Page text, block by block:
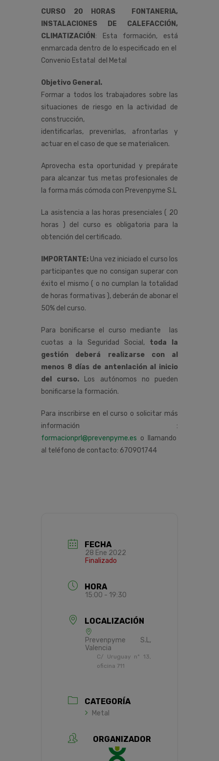
CURSO 20 HORAS FONTANERIA,
INSTALACIONES DE CALEFACCIÓN,
CLIMATIZACIÓN : Esta formación,
está
enmarcada dentro de lo especificado en el
Convenio Estatal del Metal
Objetivo General.
Formar a todos los trabajadores sobre las
situaciones de riesgo en la actividad de
construcción,
identificarlas, prevenirlas, afrontarlas y
actuar en el caso de que se materialicen.
Aprovecha esta oportunidad y prepárate
para alcanzar tus metas profesionales de
la forma más cómoda con Prevenpyme S.L
La asistencia a las horas presenciales ( 20
horas ) del curso es obligatoria para la
obtención del certificado.
IMPORTANTE: Una vez iniciado el curso los
participantes que no consigan superar con
éxito el mismo ( o no cumplan la totalidad
de horas formativas ), deberán de abonar el
50% del curso.
Para bonificarse el curso mediante las
cuotas a la Seguridad Social, toda la
gestión deberá realizarse con al
menos 8 días de antenlación al inicio
del curso. Los autónomos no pueden
bonificarse la formación.
Para inscribirse en el curso o solicitar más
información :
formacionprl@prevenpyme.es o llamando
al teléfono de contacto: 670901744
FECHA
28 Ene 2022
Finalizado
HORA
15:00 - 19:30
LOCALIZACIÓN
Prevenpyme S.L,
Valencia
C/ Uruguay nº 13,
oficina 711
CATEGORÍA
Metal
ORGANIZADOR